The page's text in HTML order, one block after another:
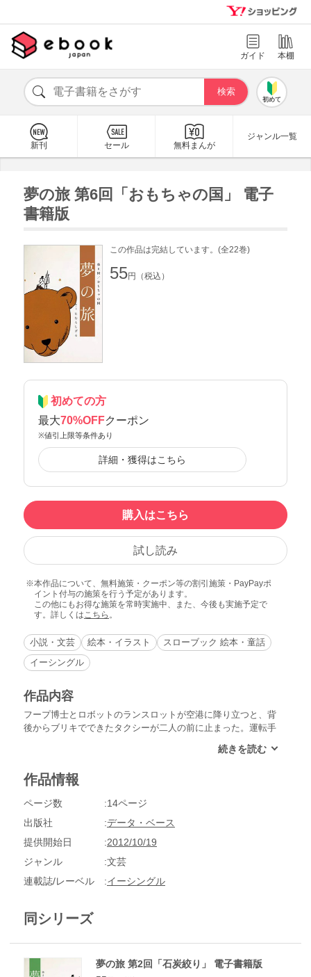
ガイド 本棚
初めて
新刊 セール 無料まんが
ジャンル一覧
夢の旅 第6回「おもちゃの国」 電子
書籍版
この作品は完結しています。(全22巻)
55円（税込）
初めての方
最大70%OFFクーポン
※値引上限等条件あり
詳細・獲得はこちら
購入はこちら
試し読み
本作品について、無料施策・クーポン等の割引施策・PayPayポ
イント付与の施策を行う予定があります。
この他にもお得な施策を常時実施中、また、今後も実施予定で
す。詳しくはこちら 。
小説・文芸 絵本・イラスト
スローブック 絵本・童話
イーシングル
作品内容
フープ博士とロボットのランスロットが空港に降り立つと、背
後からブリキでできたタクシーが二人の前に止まった。運転手
してクマの正体は？フープ博士とランスロットが旅をしながら
始まりです。
作品情報
ページ数
14ページ
出版社
データ・ベース
提供開始日
2012/10/19
ジャンル
文芸
連載誌/レーベル
イーシングル
同シリーズ
夢の旅 第2回「石炭絞り」 電子書籍版